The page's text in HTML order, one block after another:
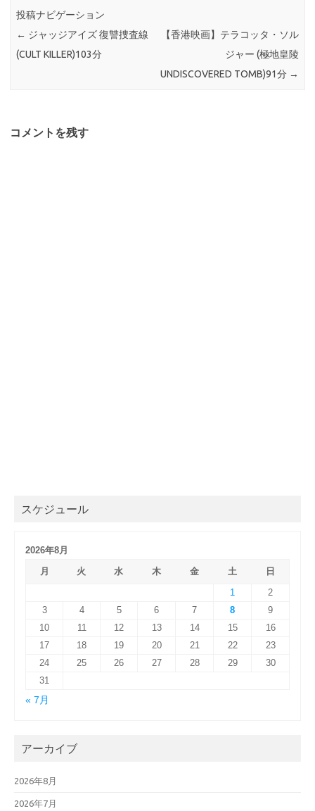
投稿ナビゲーション
← ジャッジアイズ 復讐捜査線
(CULT KILLER)103分
【香港映画】テラコッタ・ソル
ジャー (極地皇陵
UNDISCOVERED TOMB)91分 →
コメントを残す
スケジュール
2026年8月
月
火 水 木 金 土
日
1
2
3
4 5 6 7 8
9
10
11 12 13 14 15
16
17
18 19 20 21 22
23
24
25 26 27 28 29
30
31
« 7月
アーカイブ
2026年8月
2026年7月